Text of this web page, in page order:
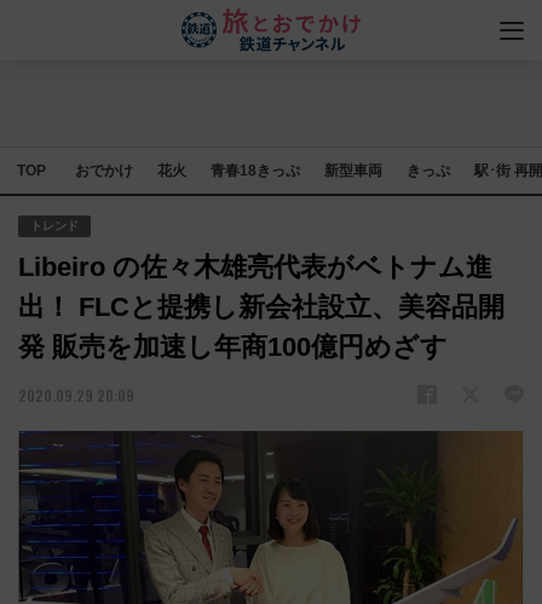
TOP おでかけ 花火 青春18きっぷ 新型車両 きっぷ 駅･街 再
トレンド
Libeiro の佐々木雄亮代表がベトナム進
出！ FLCと提携し新会社設立、美容品開
発 販売を加速し年商100億円めざす
2020.09.29 20:09